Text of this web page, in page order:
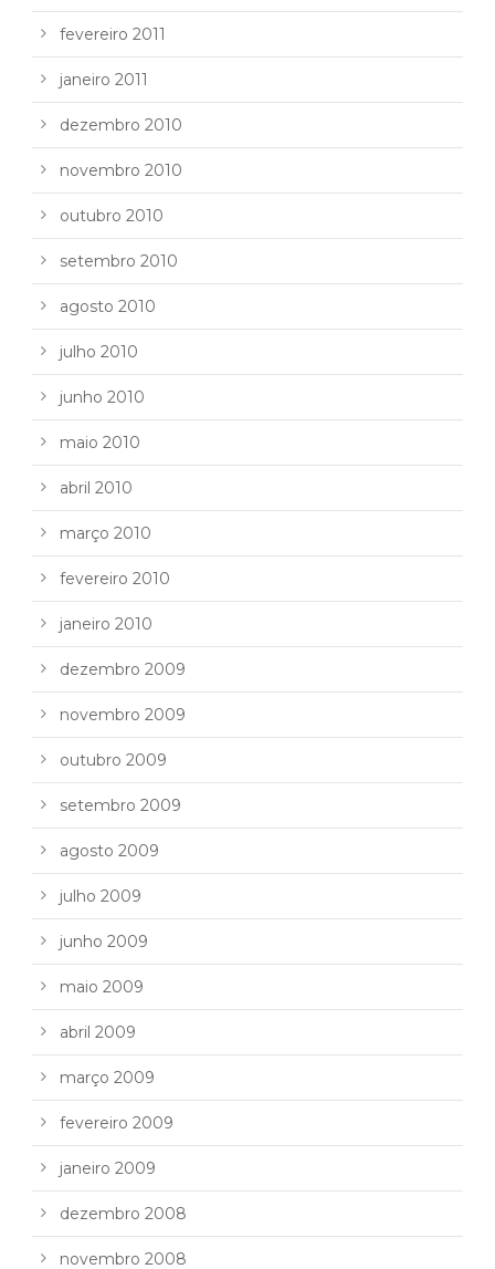
fevereiro 2011
janeiro 2011
dezembro 2010
novembro 2010
outubro 2010
setembro 2010
agosto 2010
julho 2010
junho 2010
maio 2010
abril 2010
março 2010
fevereiro 2010
janeiro 2010
dezembro 2009
novembro 2009
outubro 2009
setembro 2009
agosto 2009
julho 2009
junho 2009
maio 2009
abril 2009
março 2009
fevereiro 2009
janeiro 2009
dezembro 2008
novembro 2008